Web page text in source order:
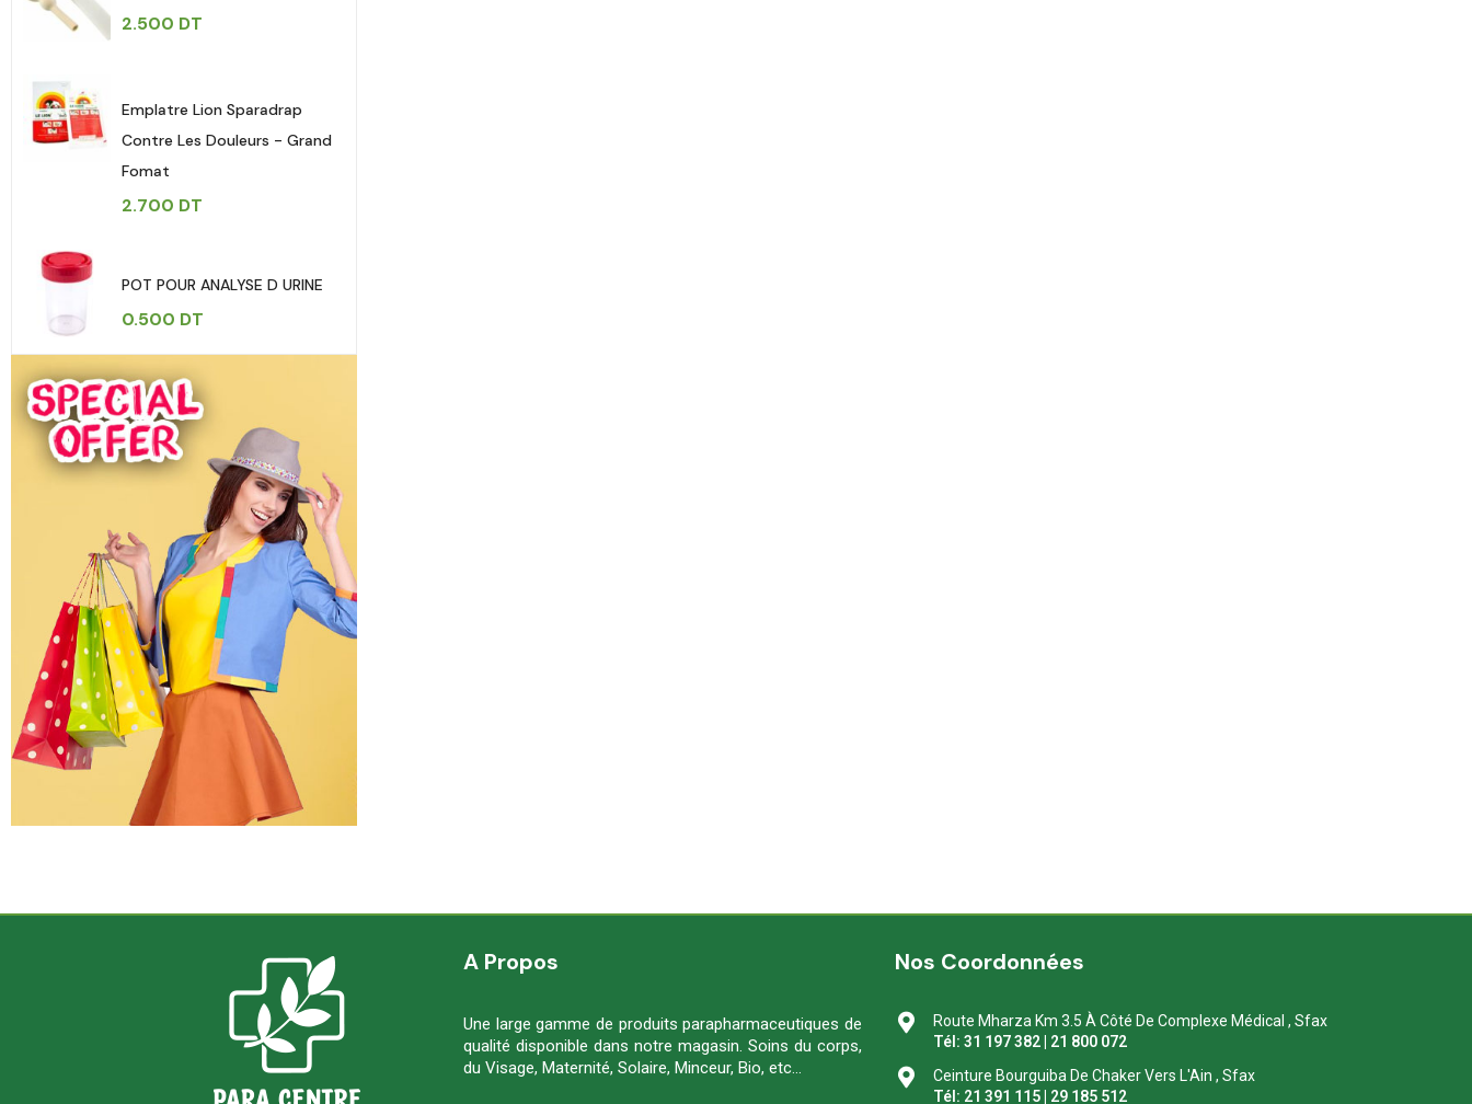
2.500 DT
Emplatre Lion Sparadrap
Contre Les Douleurs - Grand
Fomat
2.700 DT
POT POUR ANALYSE D URINE
0.500 DT
A Propos
Une large gamme de produits parapharmaceutiques de
qualité disponible dans notre magasin. Soins du corps,
du Visage, Maternité, Solaire, Minceur, Bio, etc…
Nos Coordonnées
Route Mharza Km 3.5 À Côté De Complexe Médical , Sfax
Tél: 31 197 382 | 21 800 072
Ceinture Bourguiba De Chaker Vers L'Ain , Sfax
Tél: 21 391 115 | 29 185 512